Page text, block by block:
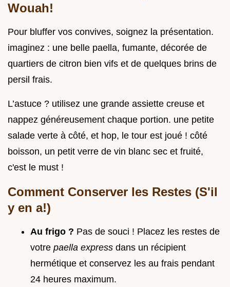
Wouah!
Pour bluffer vos convives, soignez la présentation.
imaginez : une belle paella, fumante, décorée de
quartiers de citron bien vifs et de quelques brins de
persil frais.
L’astuce ? utilisez une grande assiette creuse et
nappez généreusement chaque portion. une petite
salade verte à côté, et hop, le tour est joué ! côté
boisson, un petit verre de vin blanc sec et fruité,
c'est le must !
Comment Conserver les Restes (S'il
y en a!)
Au frigo ? Pas de souci ! Placez les restes de
votre paella express dans un récipient
hermétique et conservez les au frais pendant
24 heures maximum.